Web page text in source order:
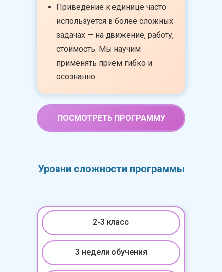
ПОСМОТРЕТЬ ПРОГРАММУ
Приведение к единице часто
используется в более сложных
задачах — на движение, работу,
стоимость. Мы научим
применять приём гибко и
осознанно.
Уровни сложности программы
3 недели обучения
2-3 класс
Уровень 1. Базовый
для 2-3 класса